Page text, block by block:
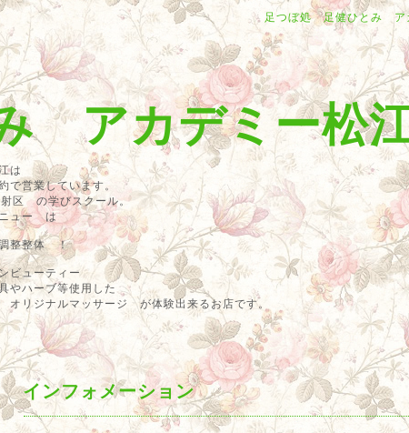
足つぼ処 足健ひとみ
アカデミー松
は
で営業しています。
区 の学びスクール。
ニュー は
調整整体 ！
ビューティー
やハーブ等使用した
リジナルマッサージ が体験出来るお店です。
インフォメーション